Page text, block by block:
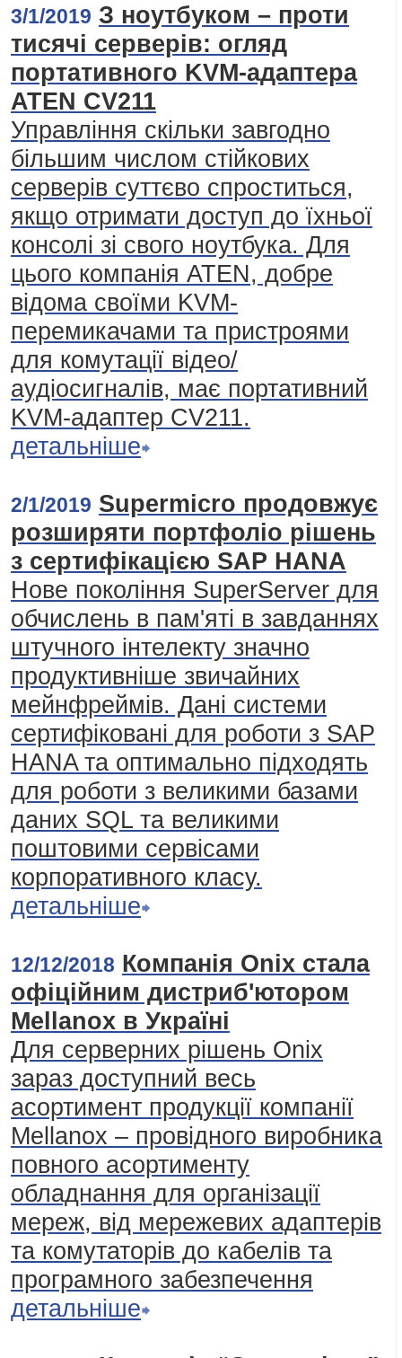
3/1/2019 З ноутбуком – проти
тисячі серверів: огляд
портативного KVM-адаптера
ATEN CV211
Управління скільки завгодно
більшим числом стійкових
серверів суттєво спроститься,
якщо отримати доступ до їхньої
консолі зі свого ноутбука. Для
цього компанія ATEN, добре
відома своїми KVM-
перемикачами та пристроями
для комутації відео/
аудіосигналів, має портативний
KVM-адаптер CV211.
детальніше
2/1/2019 Supermicro продовжує
розширяти портфоліо рішень
з сертифікацією SAP HANA
Нове покоління SuperServer для
обчислень в пам'яті в завданнях
штучного інтелекту значно
продуктивніше звичайних
мейнфреймів. Дані системи
сертифіковані для роботи з SAP
HANA та оптимально підходять
для роботи з великими базами
даних SQL та великими
поштовими сервісами
корпоративного класу.
детальніше
12/12/2018 Компанія Onix стала
офіційним дистриб'ютором
Mellanox в Україні
Для серверних рішень Onix
зараз доступний весь
асортимент продукції компанії
Mellanox – провідного виробника
повного асортименту
обладнання для організації
мереж, від мережевих адаптерів
та комутаторів до кабелів та
програмного забезпечення
детальніше